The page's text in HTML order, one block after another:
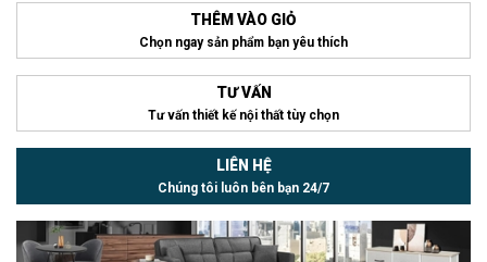
THÊM VÀO GIỎ
Chọn ngay sản phẩm bạn yêu thích
TƯ VẤN
Tư vấn thiết kế nội thất tùy chọn
LIÊN HỆ
Chúng tôi luôn bên bạn 24/7